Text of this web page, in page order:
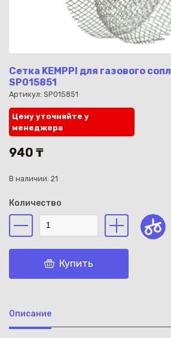
Сетка KEMPPI для газового
SP015851
Артикул: SP015851
Цену уточняйте у
менеджера
940 ₸
В наличии: 21
Количество
Купить
Описание